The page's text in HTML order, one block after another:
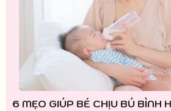
6 MẸO GIÚP BÉ CHỊU BÚ BÌNH